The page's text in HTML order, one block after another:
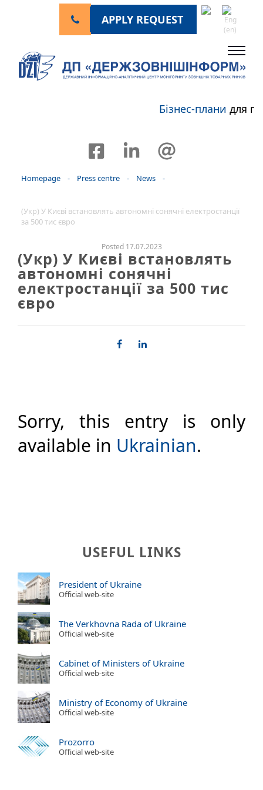
APPLY REQUEST
Бізнес-планидля
Homepage - Press centre - News -
(Укр) У Києві встановлять автономні сонячні електростанції
за 500 тис євро
Posted 17.07.2023
(Укр) У Києві встановлять
автономні сонячні
електростанції за 500 тис
євро
Sorry, this entry is only
available in Ukrainian.
USEFUL LINKS
President of Ukraine
Official web-site
The Verkhovna Rada of Ukraine
Official web-site
Cabinet of Ministers of Ukraine
Official web-site
Ministry of Economy of Ukraine
Official web-site
Prozorro
Official web-site